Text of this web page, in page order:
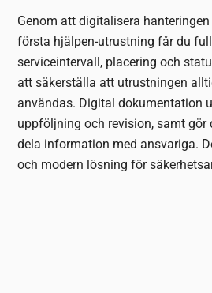
Genom att digitalisera
första hjälpen-utrustning får du
serviceintervall, placering och
att säkerställa att utrustningen
användas. Digital dokumentation
uppföljning och revision, samt
dela information med ansvariga.
och modern lösning för